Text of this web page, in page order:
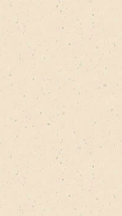
filter
рождения filter
filter
Apply с рождением малыша
filter
filter
filter
терапия filter
Дорогие моменты filter
Жаба моей мечты filter